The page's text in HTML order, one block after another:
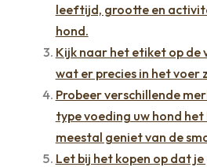
leeftijd, grootte en
hond.
Kijk naar het etiket op de
wat er precies in het voer
Probeer verschillende
type voeding uw hond
meestal geniet van de
Let bij het kopen op dat